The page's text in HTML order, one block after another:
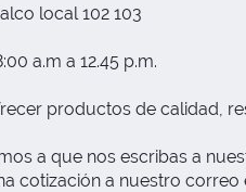
local 102 103
a.m a 12.45 p.m.
productos de calidad,
a que nos escribas a
cotización a nuestro